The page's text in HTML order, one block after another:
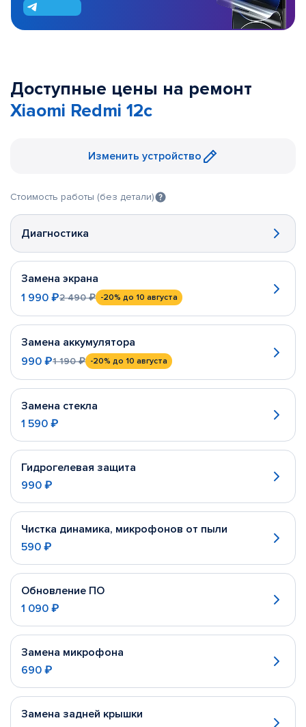
Доступные цены на ремонт
Xiaomi Redmi 12c
Изменить устройство
Стоимость работы (без детали)
Диагностика
Замена экрана
1 990 ₽2 490 ₽ -20% до 10 августа
Замена аккумулятора
990 ₽1 190 ₽ -20% до 10 августа
Замена стекла
1 590 ₽
Гидрогелевая защита
990 ₽
Чистка динамика, микрофонов от пыли
590 ₽
Обновление ПО
1 090 ₽
Замена микрофона
690 ₽
Замена задней крышки